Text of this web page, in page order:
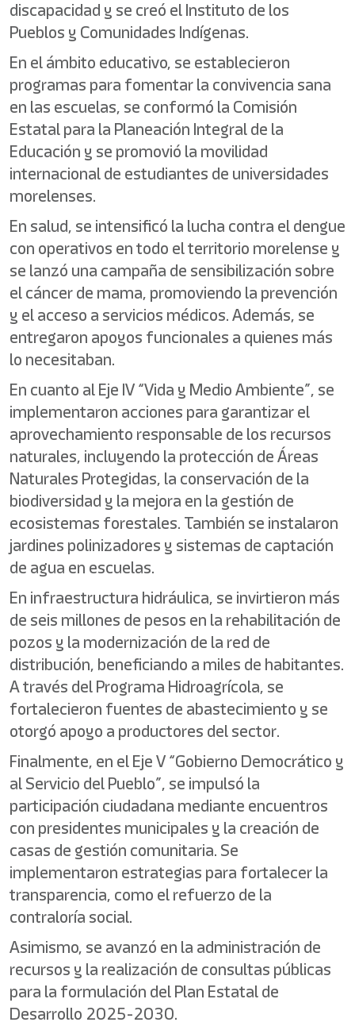
discapacidad y se creó el Instituto de los
Pueblos y Comunidades Indígenas.
En el ámbito educativo, se establecieron
programas para fomentar la convivencia sana
en las escuelas, se conformó la Comisión
Estatal para la Planeación Integral de la
Educación y se promovió la movilidad
internacional de estudiantes de universidades
morelenses.
En salud, se intensificó la lucha contra el dengue
con operativos en todo el territorio morelense y
se lanzó una campaña de sensibilización sobre
el cáncer de mama, promoviendo la prevención
y el acceso a servicios médicos. Además, se
entregaron apoyos funcionales a quienes más
lo necesitaban.
En cuanto al Eje IV “Vida y Medio Ambiente”, se
implementaron acciones para garantizar el
aprovechamiento responsable de los recursos
naturales, incluyendo la protección de Áreas
Naturales Protegidas, la conservación de la
biodiversidad y la mejora en la gestión de
ecosistemas forestales. También se instalaron
jardines polinizadores y sistemas de captación
de agua en escuelas.
En infraestructura hidráulica, se invirtieron más
de seis millones de pesos en la rehabilitación de
pozos y la modernización de la red de
distribución, beneficiando a miles de habitantes.
A través del Programa Hidroagrícola, se
fortalecieron fuentes de abastecimiento y se
otorgó apoyo a productores del sector.
Finalmente, en el Eje V “Gobierno Democrático y
al Servicio del Pueblo”, se impulsó la
participación ciudadana mediante encuentros
con presidentes municipales y la creación de
casas de gestión comunitaria. Se
implementaron estrategias para fortalecer la
transparencia, como el refuerzo de la
contraloría social.
Asimismo, se avanzó en la administración de
recursos y la realización de consultas públicas
para la formulación del Plan Estatal de
Desarrollo 2025-2030.